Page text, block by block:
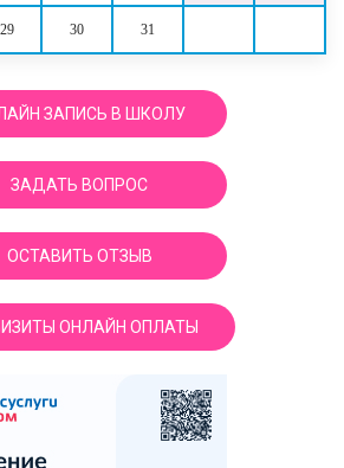
29 30 31
ЗАПИСЬ В ШКОЛУ
ЗАДАТЬ ВОПРОС
ОСТАВИТЬ ОТЗЫВ
ОНЛАЙН ОПЛАТЫ